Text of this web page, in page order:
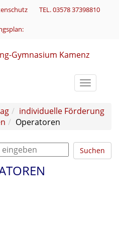
TEL. 03578 37398810
Toggle
individuelle Förderung
Operatoren
Suchen